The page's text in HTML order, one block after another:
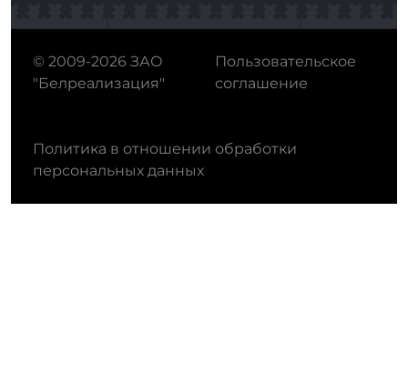
© 2009-2026 ЗАО
"Белреализация"
Пользовательское
соглашение
Политика в отношении обработки
персональных данных